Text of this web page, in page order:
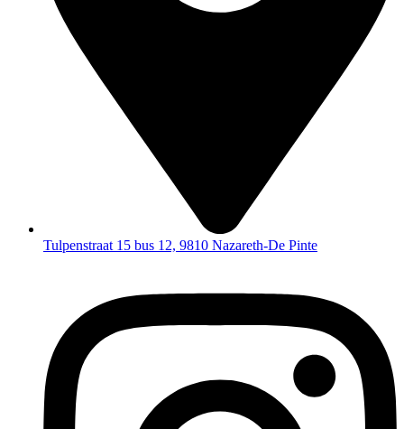
Tulpenstraat 15 bus 12, 9810 Nazareth-De Pinte